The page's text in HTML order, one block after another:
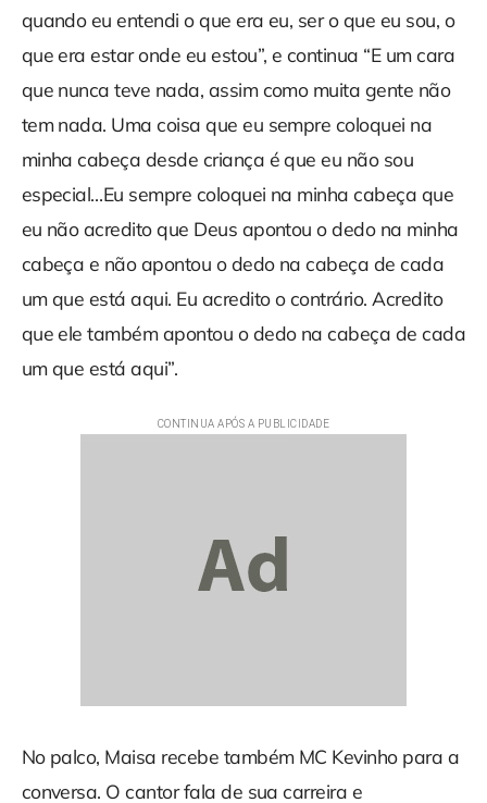
quando eu entendi o que era eu, ser o que eu sou, o
que era estar onde eu estou”, e continua “E um cara
que nunca teve nada, assim como muita gente não
tem nada. Uma coisa que eu sempre coloquei na
minha cabeça desde criança é que eu não sou
especial…Eu sempre coloquei na minha cabeça que
eu não acredito que Deus apontou o dedo na minha
cabeça e não apontou o dedo na cabeça de cada
um que está aqui. Eu acredito o contrário. Acredito
que ele também apontou o dedo na cabeça de cada
um que está aqui”.
No palco, Maisa recebe também MC Kevinho para a
conversa. O cantor fala de sua carreira e